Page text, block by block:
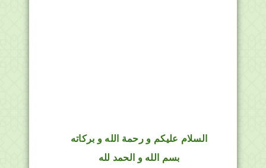
السلام عليكم و رحمة الله و بركاته
بسم الله و الحمد لله